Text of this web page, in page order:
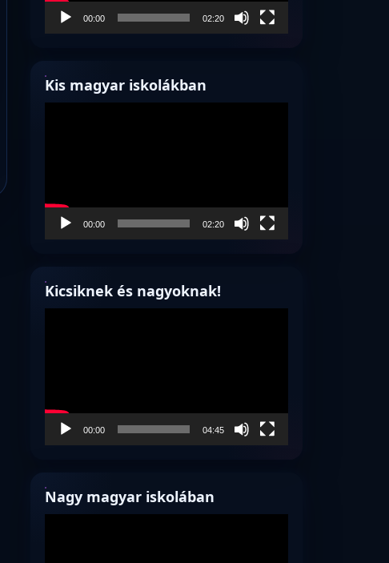
00:00 02:20
Kis magyar iskolákban
00:00 02:20
Kicsiknek és nagyoknak!
00:00 04:45
Nagy magyar iskolában